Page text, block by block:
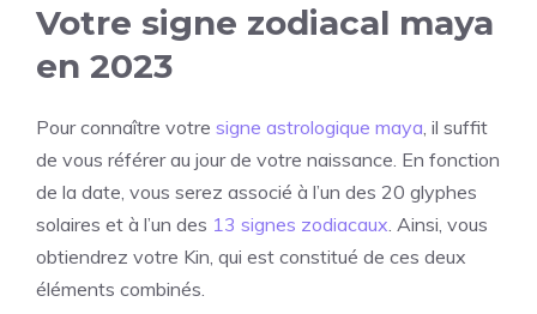
Votre signe zodiacal maya
en 2023
Pour connaître votre signe astrologique maya , il suffit
de vous référer au jour de votre naissance. En fonction
de la date, vous serez associé à l’un des 20 glyphes
solaires et à l’un des 13 signes zodiacaux . Ainsi, vous
obtiendrez votre Kin, qui est constitué de ces deux
éléments combinés.